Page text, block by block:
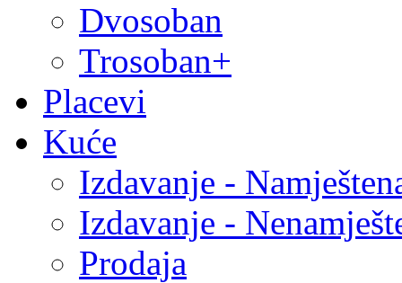
Dvosoban
Trosoban+
Placevi
Kuće
Izdavanje -
Izdavanje -
Prodaja